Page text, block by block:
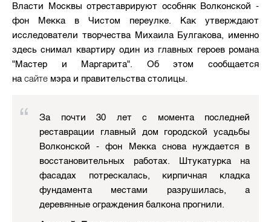
Власти Москвы отреставрируют особняк Волконской -
фон Мекка в Чистом переулке. Как утверждают
исследователи творчества Михаила Булгакова, именно
здесь снимал квартиру один из главных героев романа
"Мастер и Маргарита". Об этом сообщается
на сайте мэра и правительства столицы.
За почти 30 лет с момента последней
реставрации главный дом городской усадьбы
Волконской - фон Мекка снова нуждается в
восстановительных работах. Штукатурка на
фасадах потрескалась, кирпичная кладка
фундамента местами разрушилась, а
деревянные ограждения балкона прогнили.